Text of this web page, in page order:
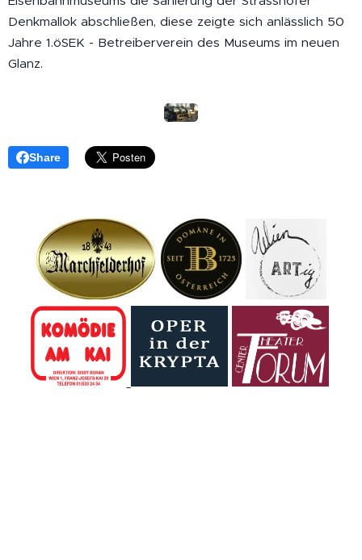
Denkmallok abschließen, diese zeigte sich anlässlich 50
Jahre 1.öSEK - Betreiberverein des Museums im neuen
Glanz.
Share